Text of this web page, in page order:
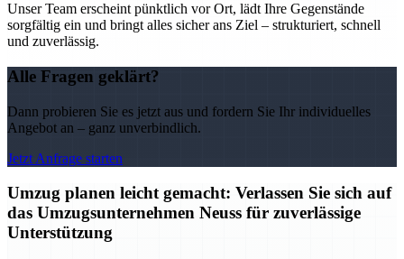
Unser Team erscheint pünktlich vor Ort, lädt Ihre Gegenstände
sorgfältig ein und bringt alles sicher ans Ziel – strukturiert, schnell
und zuverlässig.
Alle Fragen geklärt?
Dann probieren Sie es jetzt aus und fordern Sie Ihr individuelles
Angebot an – ganz unverbindlich.
Jetzt Anfrage starten
Umzug planen leicht gemacht: Verlassen Sie sich auf
das Umzugsunternehmen Neuss für zuverlässige
Unterstützung